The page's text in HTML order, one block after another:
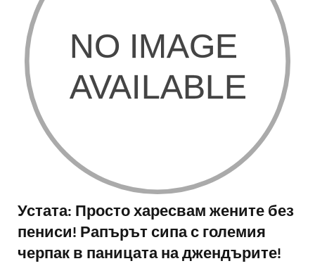
Устата: Просто харесвам жените без
пениси! Рапърът сипа с големия
черпак в паницата на джендърите!